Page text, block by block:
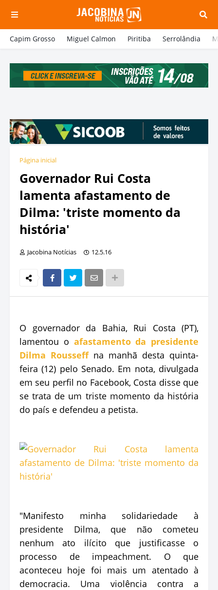
Capim Grosso Miguel Calmon Piritiba Serrolândia
Página inicial
Governador Rui Costa
lamenta afastamento de
Dilma: 'triste momento da
história'
Jacobina Notícias 12.5.16
O governador da Bahia, Rui Costa (PT),
lamentou o afastamento da presidente
Dilma Rousseffna manhã desta quinta-
feira (12) pelo Senado. Em nota, divulgada
em seu perfil no Facebook, Costa disse que
se trata de um triste momento da história
do país e defendeu a petista.
"Manifesto minha solidariedade à
presidente Dilma, que não cometeu
nenhum ato ilícito que justificasse o
processo de impeachment. O que
aconteceu hoje foi mais um atentado à
democracia. Uma violência contra a